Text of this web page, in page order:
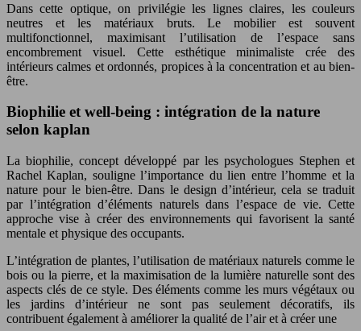
Dans cette optique, on privilégie les lignes claires, les couleurs
neutres et les matériaux bruts. Le mobilier est souvent
multifonctionnel, maximisant l’utilisation de l’espace sans
encombrement visuel. Cette esthétique minimaliste crée des
intérieurs calmes et ordonnés, propices à la concentration et au bien-
être.
Biophilie et well-being : intégration de la nature
selon kaplan
La biophilie, concept développé par les psychologues Stephen et
Rachel Kaplan, souligne l’importance du lien entre l’homme et la
nature pour le bien-être. Dans le design d’intérieur, cela se traduit
par l’intégration d’éléments naturels dans l’espace de vie. Cette
approche vise à créer des environnements qui favorisent la santé
mentale et physique des occupants.
L’intégration de plantes, l’utilisation de matériaux naturels comme le
bois ou la pierre, et la maximisation de la lumière naturelle sont des
aspects clés de ce style. Des éléments comme les murs végétaux ou
les jardins d’intérieur ne sont pas seulement décoratifs, ils
contribuent également à améliorer la qualité de l’air et à créer une